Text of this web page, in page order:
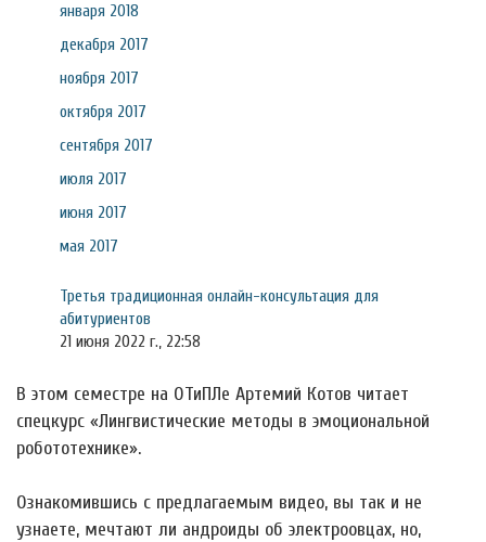
января 2018
декабря 2017
ноября 2017
октября 2017
сентября 2017
июля 2017
июня 2017
мая 2017
Третья традиционная онлайн-консультация для
абитуриентов
21 июня 2022 г., 22:58
В этом семестре на ОТиПЛе Артемий Котов читает
спецкурс «Лингвистические методы в эмоциональной
робототехнике».
Ознакомившись с предлагаемым видео, вы так и не
узнаете, мечтают ли андроиды об электроовцах, но,